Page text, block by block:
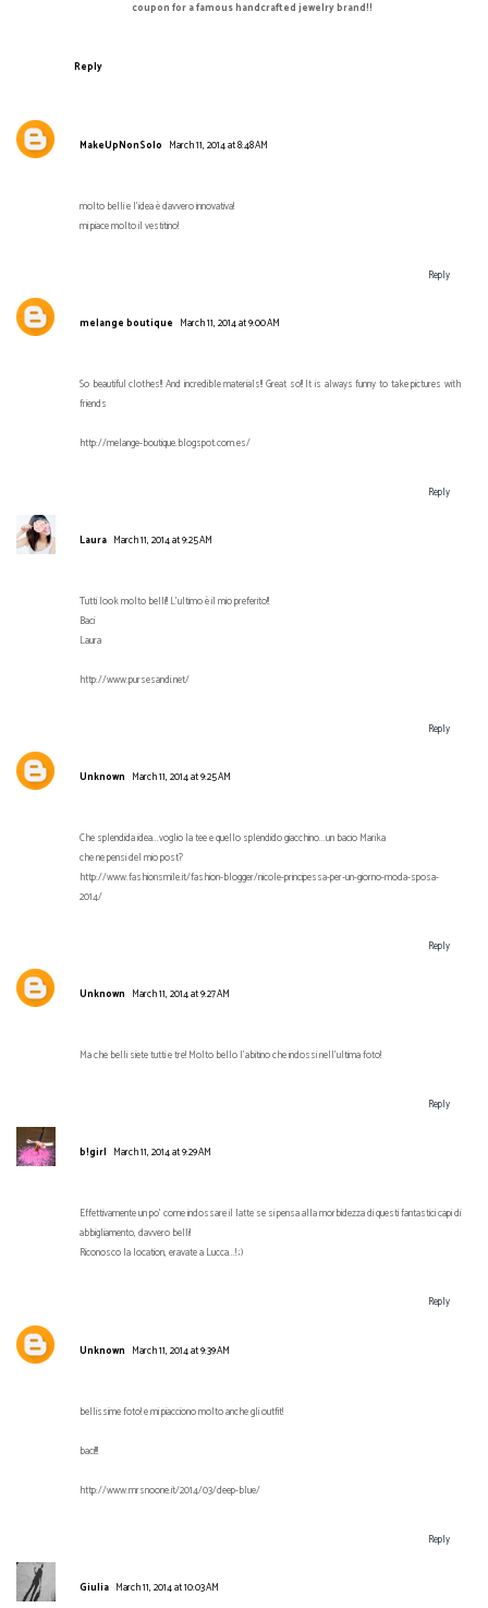
coupon for a famous handcrafted jewelry brand!!
Reply
MakeUpNonSolo March 11, 2014 at 8:48 AM
molto belli e l'idea è davvero innovativa!
mi piace molto il vestitino!
Reply
melange boutique March 11, 2014 at 9:00 AM
So beautiful clothes!! And incredible materials!! Great so!! It is always funny to take pictures with
friends
http://melange-boutique.blogspot.com.es/
Reply
Laura March 11, 2014 at 9:25 AM
Tutti look molto belli!! L'ultimo è il mio preferito!!
Baci
Laura
http://www.pursesandi.net/
Reply
Unknown March 11, 2014 at 9:25 AM
Che splendida idea...voglio la tee e quello splendido giacchino...un bacio Marika
che ne pensi del mio post?
http://www.fashionsmile.it/fashion-blogger/nicole-principessa-per-un-giorno-moda-sposa-
2014/
Reply
Unknown March 11, 2014 at 9:27 AM
Ma che belli siete tutti e tre! Molto bello l'abitino che indossi nell'ultima foto!
Reply
b!girl March 11, 2014 at 9:29 AM
Effettivamente un po' come indossare il latte se si pensa alla morbidezza di questi fantastici capi di
abbigliamento, davvero belli!
Riconosco la location, eravate a Lucca...! ;)
Reply
Unknown March 11, 2014 at 9:39 AM
bellissime foto! e mi piacciono molto anche gli outfit!
baci!!!
http://www.mrsnoone.it/2014/03/deep-blue/
Reply
Giulia March 11, 2014 at 10:03 AM